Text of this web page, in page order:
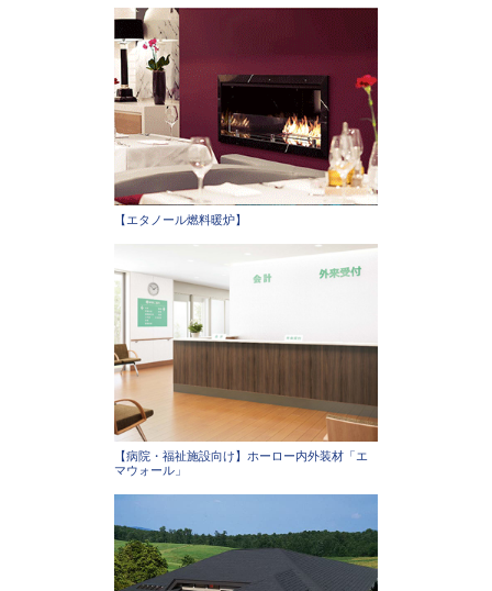
【エタノール燃料暖炉】
【病院・福祉施設向け】ホーロー内外装材「エ
マウォール」